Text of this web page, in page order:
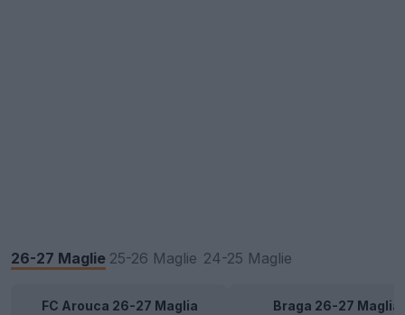
26-27 Maglie 25-26 Maglie 24-25 Maglie
FC Arouca 26-27 Maglia
Braga 26-27 Maglia